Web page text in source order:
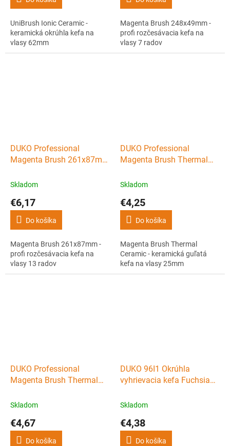
UniBrush Ionic Ceramic -
keramická okrúhla kefa na
vlasy 62mm
Magenta Brush 248x49mm -
profi rozčesávacia kefa na
vlasy 7 radov
DUKO Professional
Magenta Brush 261x87mm
vlasy 13 radov
Skladom
€6,17
Do košíka
Magenta Brush 261x87mm -
profi rozčesávacia kefa na
vlasy 13 radov
DUKO Professional
Magenta Brush Thermal
kefa na vlasy 25mm
Skladom
€4,25
Do košíka
Magenta Brush Thermal
Ceramic - keramická guľatá
kefa na vlasy 25mm
DUKO Professional
Magenta Brush Thermal
kefa na vlasy 34mm
Skladom
€4,67
Do košíka
DUKO 96I1 Okrúhla
vyhrievacia kefa Fuchsia
Skladom
€4,38
Do košíka